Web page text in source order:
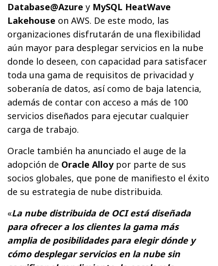
Database@Azure y MySQL HeatWave
Lakehouse on AWS. De este modo, las
organizaciones disfrutarán de una flexibilidad
aún mayor para desplegar servicios en la nube
donde lo deseen, con capacidad para satisfacer
toda una gama de requisitos de privacidad y
soberanía de datos, así como de baja latencia,
además de contar con acceso a más de 100
servicios diseñados para ejecutar cualquier
carga de trabajo.
Oracle también ha anunciado el auge de la
adopción de Oracle Alloypor parte de sus
socios globales, que pone de manifiesto el éxito
de su estrategia de nube distribuida.
«La nube distribuida de OCI está diseñada
para ofrecer a los clientes la gama más
amplia de posibilidades para elegir dónde y
cómo desplegar servicios en la nube sin